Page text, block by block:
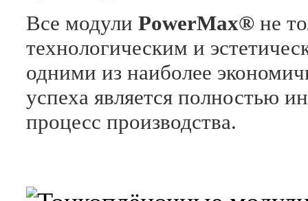
Все модули PowerMax® не
технологическим и
одними из наиболее
успеха является полностью
процесс производства.